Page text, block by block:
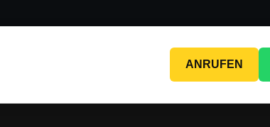
ANRUFEN